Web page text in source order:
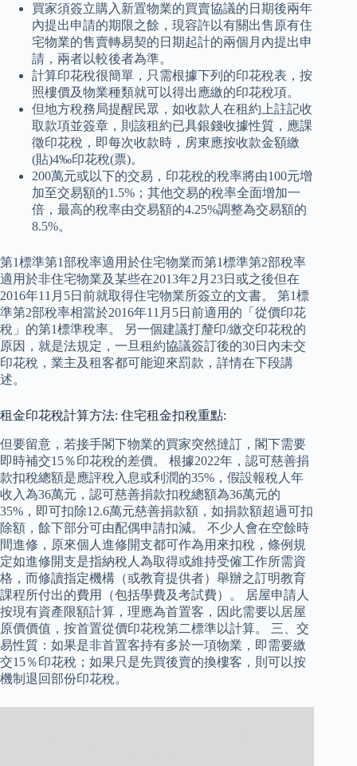
買家須簽立購入新置物業的買賣協議的日期後兩年
內提出申請的期限之餘，現容許以有關出售原有住
宅物業的售賣轉易契的日期起計的兩個月內提出申
請，兩者以較後者為準。
計算印花稅很簡單，只需根據下列的印花稅表，按
照樓價及物業種類就可以得出應繳的印花稅項。
但地方稅務局提醒民眾，如收款人在租約上註記收
取款項並簽章，則該租約已具銀錢收據性質，應課
徵印花稅，即每次收款時，房東應按收款金額繳
(貼)4‰印花稅(票)。
200萬元或以下的交易，印花稅的稅率將由100元增
加至交易額的1.5%；其他交易的稅率全面增加一
倍，最高的稅率由交易額的4.25%調整為交易額的
8.5%。
第1標準第1部稅率適用於住宅物業而第1標準第2部稅率
適用於非住宅物業及某些在2013年2月23日或之後但在
2016年11月5日前就取得住宅物業所簽立的文書。 第1標
準第2部稅率相當於2016年11月5日前適用的「從價印花
稅」的第1標準稅率。 另一個建議打釐印/繳交印花稅的
原因，就是法規定，一旦租約協議簽訂後的30日內未交
印花稅，業主及租客都可能迎來罰款，詳情在下段講
述。
租金印花稅計算方法: 住宅租金扣稅重點:
但要留意，若接手閣下物業的買家突然撻訂，閣下需要
即時補交15％印花稅的差價。 根據2022年，認可慈善捐
款扣稅總額是應評稅入息或利潤的35%，假設報稅人年
收入為36萬元，認可慈善捐款扣稅總額為36萬元的
35%，即可扣除12.6萬元慈善捐款額，如捐款額超過可扣
除額，餘下部分可由配偶申請扣減。 不少人會在空餘時
間進修，原來個人進修開支都可作為用來扣稅，條例規
定如進修開支是指納稅人為取得或維持受僱工作所需資
格，而修讀指定機構（或教育提供者）舉辦之訂明教育
課程所付出的費用（包括學費及考試費）。 居屋申請人
按現有資產限額計算，理應為首置客，因此需要以居屋
原價價值，按首置從價印花稅第二標準以計算。 三、交
易性質：如果是非首置客持有多於一項物業，即需要繳
交15％印花稅；如果只是先買後賣的換樓客，則可以按
機制退回部份印花稅。